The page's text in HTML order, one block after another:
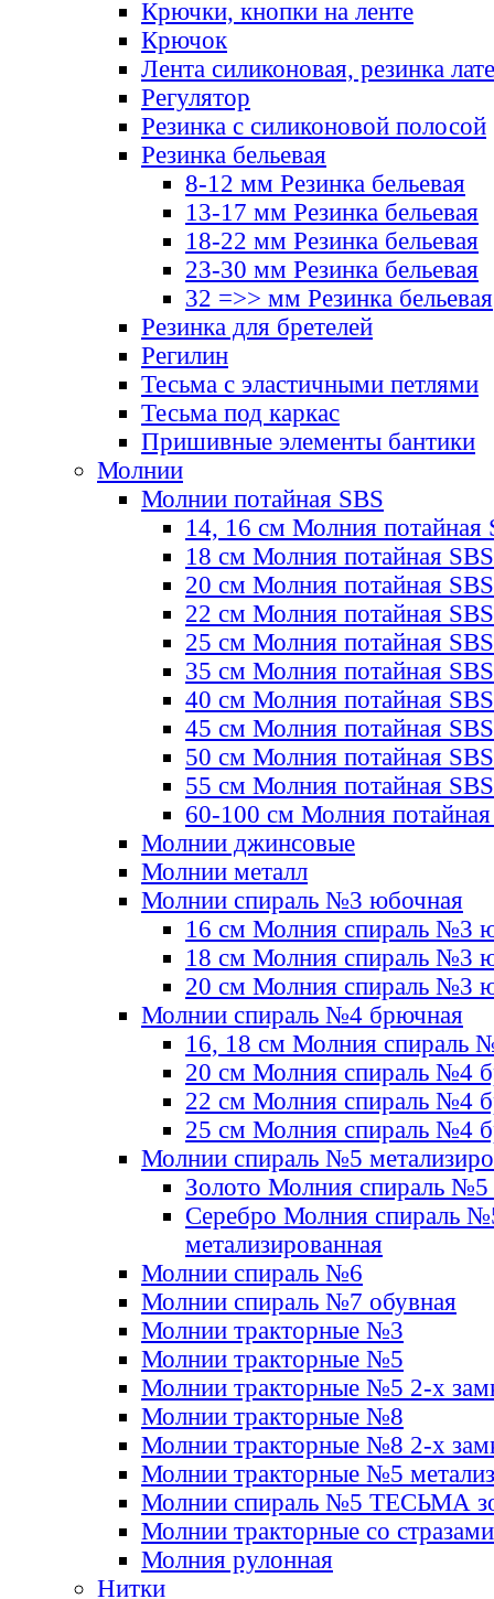
Крючки, кнопки на ленте
Крючок
Лента силиконовая, резинка
Регулятор
Резинка с силиконовой полосой
Резинка бельевая
8-12 мм Резинка бельевая
13-17 мм Резинка бельевая
18-22 мм Резинка бельевая
23-30 мм Резинка бельевая
32 =>> мм Резинка бельевая
Резинка для бретелей
Регилин
Тесьма с эластичными петлями
Тесьма под каркас
Пришивные элементы бантики
Молнии
Молнии потайная SBS
14, 16 см Молния потайная
18 см Молния потайная SBS
20 см Молния потайная SBS
22 см Молния потайная SBS
25 см Молния потайная SBS
35 см Молния потайная SBS
40 см Молния потайная SBS
45 см Молния потайная SBS
50 см Молния потайная SBS
55 см Молния потайная SBS
60-100 см Молния
Молнии джинсовые
Молнии металл
Молнии спираль №3 юбочная
16 см Молния спираль №3
18 см Молния спираль №3
20 см Молния спираль №3
Молнии спираль №4 брючная
16, 18 см Молния спираль
20 см Молния спираль №4
22 см Молния спираль №4
25 см Молния спираль №4
Молнии спираль №5
Золото Молния спираль №5
Серебро Молния спираль
метализированная
Молнии спираль №6
Молнии спираль №7 обувная
Молнии тракторные №3
Молнии тракторные №5
Молнии тракторные №5 2-х
Молнии тракторные №8
Молнии тракторные №8 2-х
Молнии тракторные №5
Молнии спираль №5 ТЕСЬМА
Молнии тракторные со стразами
Молния рулонная
Нитки